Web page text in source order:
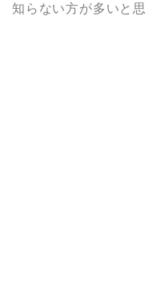
知らない方が多いと